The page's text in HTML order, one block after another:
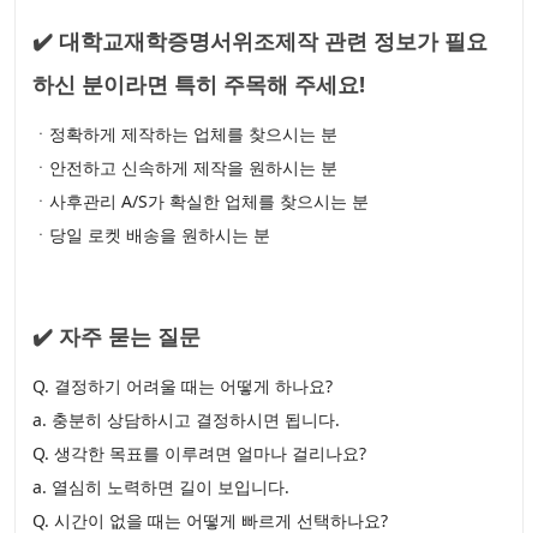
✔️ 대학교재학증명서위조제작 관련 정보가 필요
하신 분이라면 특히 주목해 주세요!
ㆍ정확하게 제작하는 업체를 찾으시는 분
ㆍ안전하고 신속하게 제작을 원하시는 분
ㆍ사후관리 A/S가 확실한 업체를 찾으시는 분
ㆍ당일 로켓 배송을 원하시는 분
✔️ 자주 묻는 질문
Q. 결정하기 어려울 때는 어떻게 하나요?
a. 충분히 상담하시고 결정하시면 됩니다.
Q. 생각한 목표를 이루려면 얼마나 걸리나요?
a. 열심히 노력하면 길이 보입니다.
Q. 시간이 없을 때는 어떻게 빠르게 선택하나요?